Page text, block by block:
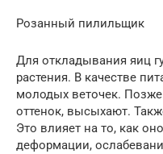
Розанный пилильщик
Для откладывания яиц
растения. В качестве
молодых веточек.
оттенок, высыхают.
Это влияет на то, как
деформации,